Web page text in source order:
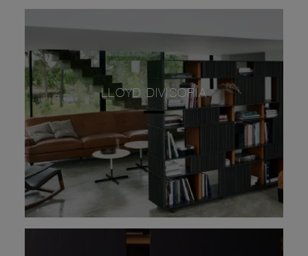
LLOYD DIVISORIA